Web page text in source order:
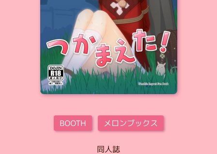
BOOTH メロンブックス
同人誌